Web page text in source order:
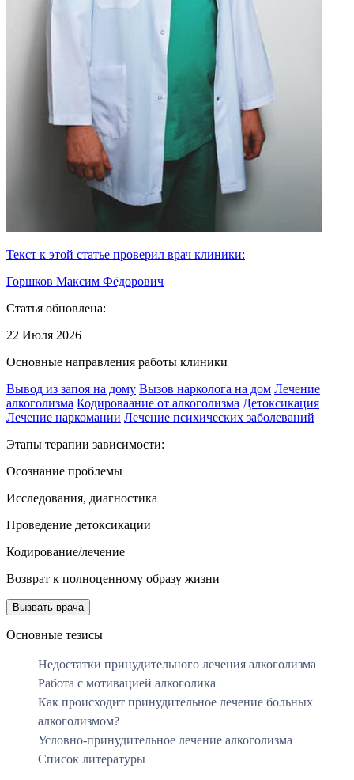
Текст к этой статье проверил врач клиники:
Горшков Максим Фёдорович
Статья обновлена:
22 Июля 2026
Основные направления работы клиники
Вывод из запоя на дому Вызов нарколога на дом Лечение
алкоголизма Кодироваание от алкоголизма Детоксикация
Лечение наркомании Лечение психических заболеваний
Этапы терапии зависимости:
Осознание проблемы
Исследования, диагностика
Проведение детоксикации
Кодирование/лечение
Возврат к полноценному образу жизни
Вызвать врача
Основные тезисы
Недостатки принудительного лечения алкоголизма
Работа с мотивацией алкоголика
Как происходит принудительное лечение больных
алкоголизмом?
Условно-принудительное лечение алкоголизма
Список литературы